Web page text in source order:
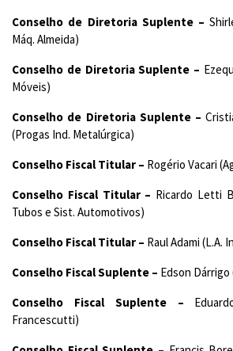
Conselho de Diretoria Suplente –
Máq. Almeida)
Conselho de Diretoria Suplente –
Móveis)
Conselho de Diretoria Suplente –
(Progas Ind. Metalúrgica)
Conselho Fiscal Titular – Rogério Vacari
Conselho Fiscal Titular – Ricardo Letti
Tubos e Sist. Automotivos)
Conselho Fiscal Titular – Raul Adami (L.A.
Conselho Fiscal Suplente – Edson
Conselho Fiscal Suplente –
Francescutti)